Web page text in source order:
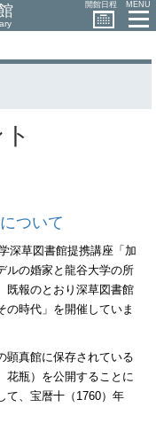
開館日程 MENU
ついて
深草図書館提携講座「加
ルの婚家と龍谷大学の所
既報のとおり深草図書館
の時代」を開催していま
真館に保存されている
花瓶）を公開することに
て、宝暦十（ 1760）年